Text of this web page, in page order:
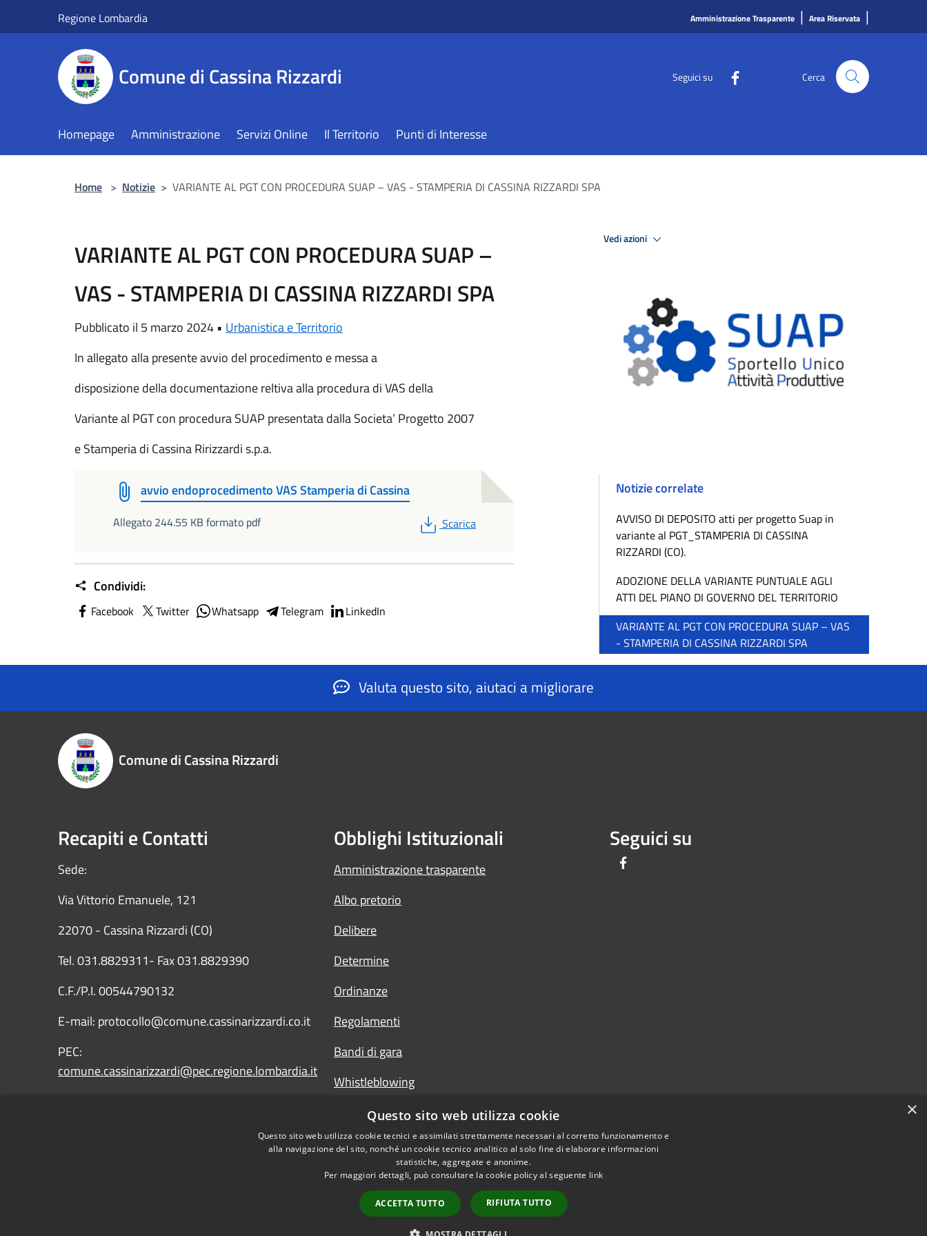
Regione Lombardia Amministrazione Trasparente | Area Riservata |
Comune di Cassina Rizzardi Seguici su Cerca
Homepage Amministrazione Servizi Online Il Territorio Punti di Interesse
Home > Notizie > VARIANTE AL PGT CON PROCEDURA SUAP – VAS - STAMPERIA DI CASSINA RIZZARDI SPA
VARIANTE AL PGT CON PROCEDURA SUAP –
VAS - STAMPERIA DI CASSINA RIZZARDI SPA
Pubblicato il 5 marzo 2024 • Urbanistica e Territorio
In allegato alla presente avvio del procedimento e messa a
disposizione della documentazione reltiva alla procedura di VAS della
Variante al PGT con procedura SUAP presentata dalla Societa’ Progetto 2007
e Stamperia di Cassina Ririzzardi s.p.a.
avvio endoprocedimento VAS Stamperia di Cassina
Allegato 244.55 KB formato pdf PDF
Scarica
Condividi:
Facebook Twitter Whatsapp Telegram LinkedIn
Vedi azioni
Notizie correlate
AVVISO DI DEPOSITO atti per progetto Suap in
variante al PGT_STAMPERIA DI CASSINA
RIZZARDI (CO).
ADOZIONE DELLA VARIANTE PUNTUALE AGLI
ATTI DEL PIANO DI GOVERNO DEL TERRITORIO
VARIANTE AL PGT CON PROCEDURA SUAP – VAS
- STAMPERIA DI CASSINA RIZZARDI SPA
Valuta questo sito, aiutaci a migliorare
Comune di Cassina Rizzardi
Recapiti e Contatti
Sede:
Via Vittorio Emanuele, 121
22070 - Cassina Rizzardi (CO)
Tel. 031.8829311- Fax 031.8829390
C.F./P.I. 00544790132
E-mail: protocollo@comune.cassinarizzardi.co.it
PEC:
comune.cassinarizzardi@pec.regione.lombardia.it
Obblighi Istituzionali
Amministrazione trasparente
Albo pretorio
Delibere
Determine
Ordinanze
Regolamenti
Bandi di gara
Whistleblowing
Seguici su
Copyright © 2026 • Comune di Cassina Rizzardi • Powered by
×
Questo sito web utilizza cookie
Questo sito web utilizza cookie tecnici e assimilati strettamente necessari al corretto funzionamento e
alla navigazione del sito, nonché un cookie tecnico analitico al solo fine di elaborare informazioni
statistiche, aggregate e anonime.
Per maggiori dettagli, può consultare la cookie policy al seguente link
ACCETTA TUTTO RIFIUTA TUTTO